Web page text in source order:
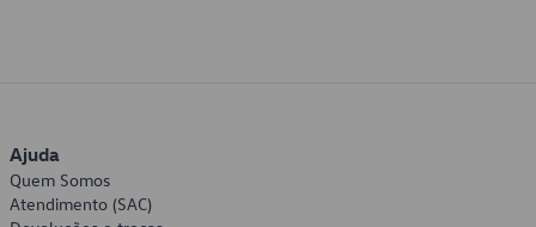
Ajuda
Quem Somos
Atendimento (SAC)